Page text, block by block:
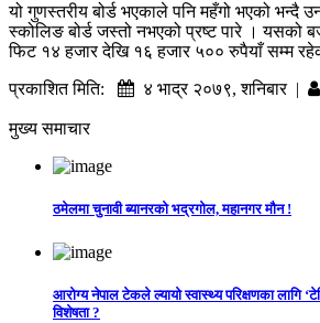
यो गुणस्तरीय बोर्ड भएकाले पनि महँगो भएको भन्दै
स्कोलिङ बोर्ड जस्तो नभएको प्रष्ट पारे । यसको
फिट १४ हजार देखि १६ हजार ५०० रुपैयाँ सम्म
प्रकाशित मिति:
४ भाद्र २०७९, शनिबार |
मुख्य समाचार
ठमेलमा चुनावी ब्यानरको भद्रगोल, महानगर मौन !
आरोग्य नेपाल टेकले ल्यायो स्वास्थ्य परिक्षणका
विशेषता ?